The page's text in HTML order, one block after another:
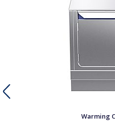
Warming